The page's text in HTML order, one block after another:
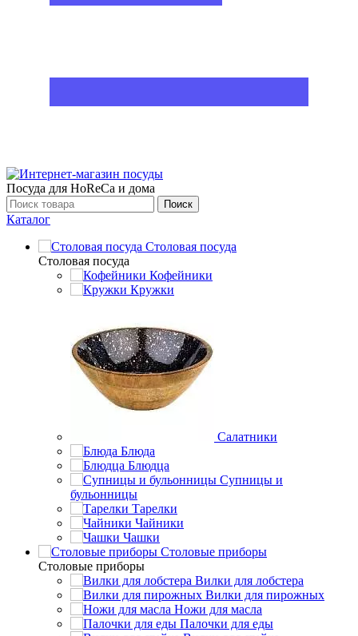
Посуда для HoReCa и дома
Поиск
Каталог
Столовая посуда
Столовая посуда
Кофейники
Кружки
Салатники
Блюда
Блюдца
Супницы и
бульонницы
Тарелки
Чайники
Чашки
Cтоловые приборы
Cтоловые приборы
Вилки для лобстера
Вилки для пирожных
Ножи для масла
Палочки для еды